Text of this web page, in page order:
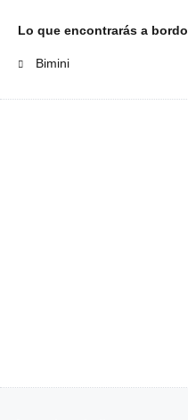
Lo que encontrarás a bordo
Bimini